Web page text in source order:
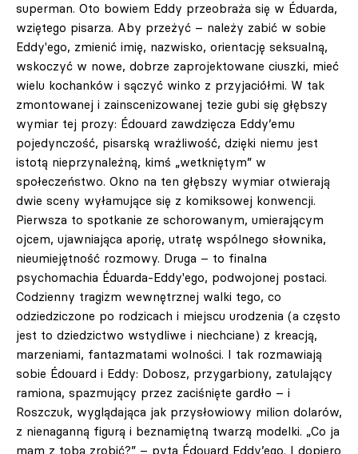
superman. Oto bowiem Eddy przeobraża się w Éduarda,
wziętego pisarza. Aby przeżyć – należy zabić w sobie
Eddy'ego, zmienić imię, nazwisko, orientację seksualną,
wskoczyć w nowe, dobrze zaprojektowane ciuszki, mieć
wielu kochanków i sączyć winko z przyjaciółmi. W tak
zmontowanej i zainscenizowanej tezie gubi się głębszy
wymiar tej prozy: Édouard zawdzięcza Eddy’emu
pojedynczość, pisarską wrażliwość, dzięki niemu jest
istotą nieprzynależną, kimś „wetkniętym” w
społeczeństwo. Okno na ten głębszy wymiar otwierają
dwie sceny wyłamujące się z komiksowej konwencji.
Pierwsza to spotkanie ze schorowanym, umierającym
ojcem, ujawniająca aporię, utratę wspólnego słownika,
nieumiejętność rozmowy. Druga – to finalna
psychomachia Éduarda-Eddy'ego, podwojonej postaci.
Codzienny tragizm wewnętrznej walki tego, co
odziedziczone po rodzicach i miejscu urodzenia (a często
jest to dziedzictwo wstydliwe i niechciane) z kreacją,
marzeniami, fantazmatami wolności. I tak rozmawiają
sobie Édouard i Eddy: Dobosz, przygarbiony, zatulający
ramiona, spazmujący przez zaciśnięte gardło – i
Roszczuk, wyglądająca jak przysłowiowy milion dolarów,
z nienaganną figurą i beznamiętną twarzą modelki. „Co ja
mam z tobą zrobić?” – pyta Édouard Eddy’ego. I dopiero